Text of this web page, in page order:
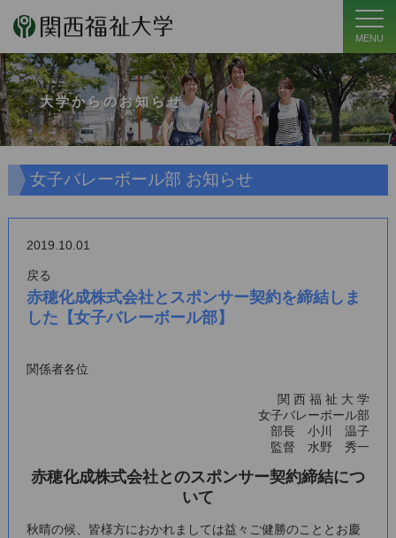
MENU
大学からのお知らせ
女子バレーボール部 お知らせ
2019.10.01
戻る
赤穂化成株式会社とスポンサー契約を締結しま
した【女子バレーボール部】
関係者各位
関 西 福 祉 大 学
女子バレーボール部
部長 小川 温子
監督 水野 秀一
赤穂化成株式会社とのスポンサー契約締結につ
いて
秋晴の候、皆様方におかれましては益々ご健勝のこととお慶